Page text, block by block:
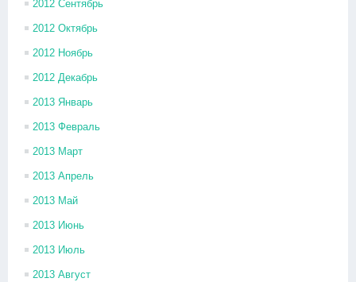
2012 Сентябрь
2012 Октябрь
2012 Ноябрь
2012 Декабрь
2013 Январь
2013 Февраль
2013 Март
2013 Апрель
2013 Май
2013 Июнь
2013 Июль
2013 Август